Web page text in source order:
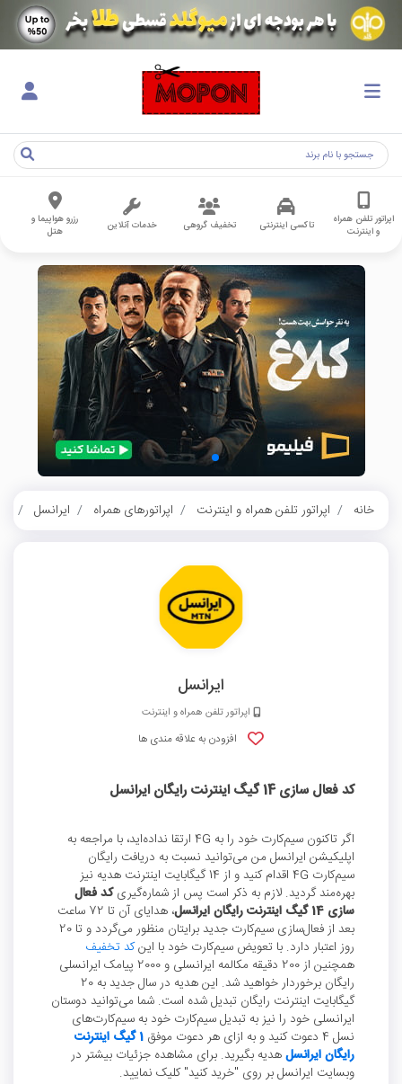
اپراتور تلفن همراه
و اینترنت
تاکسی اینترنتی تخفیف گروهی خدمات آنلاین
رزرو هواپیما و
هتل
خانه اپراتور تلفن همراه و اینترنت اپراتورهای همراه ایرانسل
ایرانسل
اپراتور تلفن همراه و اینترنت
افزودن به علاقه مندی ها
کد فعال سازی 14 گیگ اینترنت رایگان ایرانسل
اگر تاکنون سیم‌کارت خود را به 4G ارتقا نداده‌اید، با مراجعه به
اپلیکیشن ایرانسل من می‌توانید نسبت به دریافت رایگان
سیم‌کارت 4G اقدام کنید و از 14 گیگابایت اینترنت هدیه نیز
بهره‌مند گردید. لازم به ذکر است پس از شماره‌گیریکد فعال
سازی 14 گیگ اینترنت رایگان ایرانسل
، هدایای آن تا 72 ساعت
بعد از فعال‌سازی سیم‌کارت جدید برایتان منظور می‌گردد و تا 20
روز اعتبار دارد. با تعویض سیم‌کارت خود با اینکد تخفیف
همچنین از 200 دقیقه مکالمه ایرانسلی و 2000 پیامک ایرانسلی
رایگان برخوردار خواهید شد. این هدیه در سال جدید به 20
گیگابایت اینترنت رایگان تبدیل شده است. شما می‌توانید دوستان
ایرانسلی خود را نیز به تبدیل سیم‌کارت خود به سیم‌کارت‌های
نسل 4 دعوت کنید و به ازای هر دعوت موفق
1 گیگ اینترنت
رایگان ایرانسلهدیه بگیرید. برای مشاهده جزئیات بیشتر در
وبسایت ایرانسل بر روی "خرید کنید" کلیک نمایید.